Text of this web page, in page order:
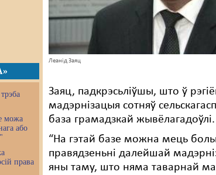
можа
або
права
Леанід Заяц
Заяц, падкрэсьліўшы, што ў
мадэрнізацыя сотняў
база грамадзкай жывёлагадоўлі.
“На гэтай базе можна мець
правядзеньні далейшай
яны таму, што няма таварнай